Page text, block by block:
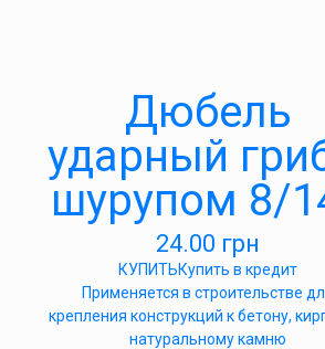
Дюбель
ударный
шурупом 8/
24.00 грн
КУПИТЬКупить в кредит
Применяется в строительстве
крепления конструкций к бетону,
натуральному камню